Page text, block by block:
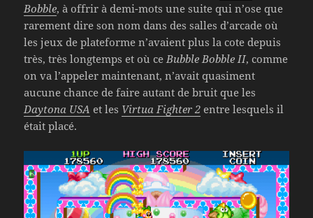
Bobble, à offrir à demi-mots une suite qui n’ose que
rarement dire son nom dans des salles d’arcade où
les jeux de plateforme n’avaient plus la cote depuis
très, très longtemps et où ce Bubble Bobble II, comme
on va l’appeler maintenant, n’avait quasiment
aucune chance de faire autant de bruit que les
Daytona USA et les Virtua Fighter 2 entre lesquels il
était placé.